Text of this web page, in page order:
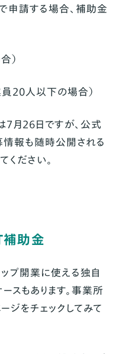
請する場合、補助金
）
20人以下の場合）
月26日ですが、公式
報も随時公開される
ください。
助金
プ開業に使える独自
スもあります。事業所
ジをチェックしてみて